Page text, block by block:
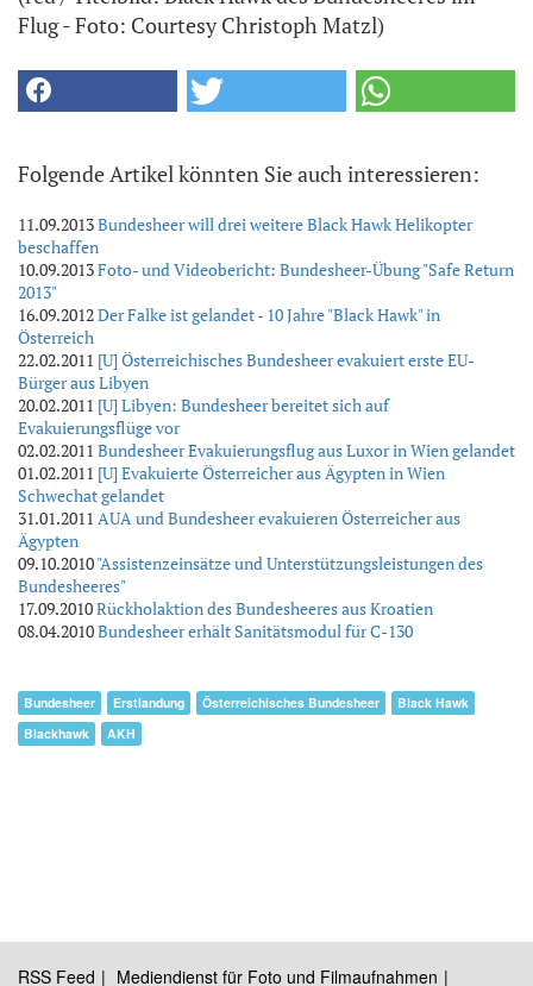
Flug - Foto: Courtesy Christoph Matzl)
Folgende Artikel könnten Sie auch interessieren:
11.09.2013Bundesheer will drei weitere Black Hawk Helikopter
beschaffen
10.09.2013Foto- und Videobericht: Bundesheer-Übung "Safe Return
2013"
16.09.2012Der Falke ist gelandet - 10 Jahre "Black Hawk" in
Österreich
22.02.2011 [U] Österreichisches Bundesheer evakuiert erste EU-
Bürger aus Libyen
20.02.2011 [U] Libyen: Bundesheer bereitet sich auf
Evakuierungsflüge vor
02.02.2011 Bundesheer Evakuierungsflug aus Luxor in Wien gelandet
01.02.2011 [U] Evakuierte Österreicher aus Ägypten in Wien
Schwechat gelandet
31.01.2011 AUA und Bundesheer evakuieren Österreicher aus
Ägypten
09.10.2010"Assistenzeinsätze und Unterstützungsleistungen des
Bundesheeres"
17.09.2010Rückholaktion des Bundesheeres aus Kroatien
08.04.2010Bundesheer erhält Sanitätsmodul für C-130
Bundesheer Erstlandung Österreichisches Bundesheer
Black Hawk
Blackhawk
AKH
RSS Feed Mediendienst für Foto und Filmaufnahmen